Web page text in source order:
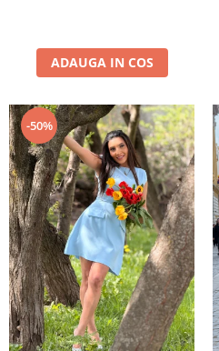
ADAUGA IN COS
-50%